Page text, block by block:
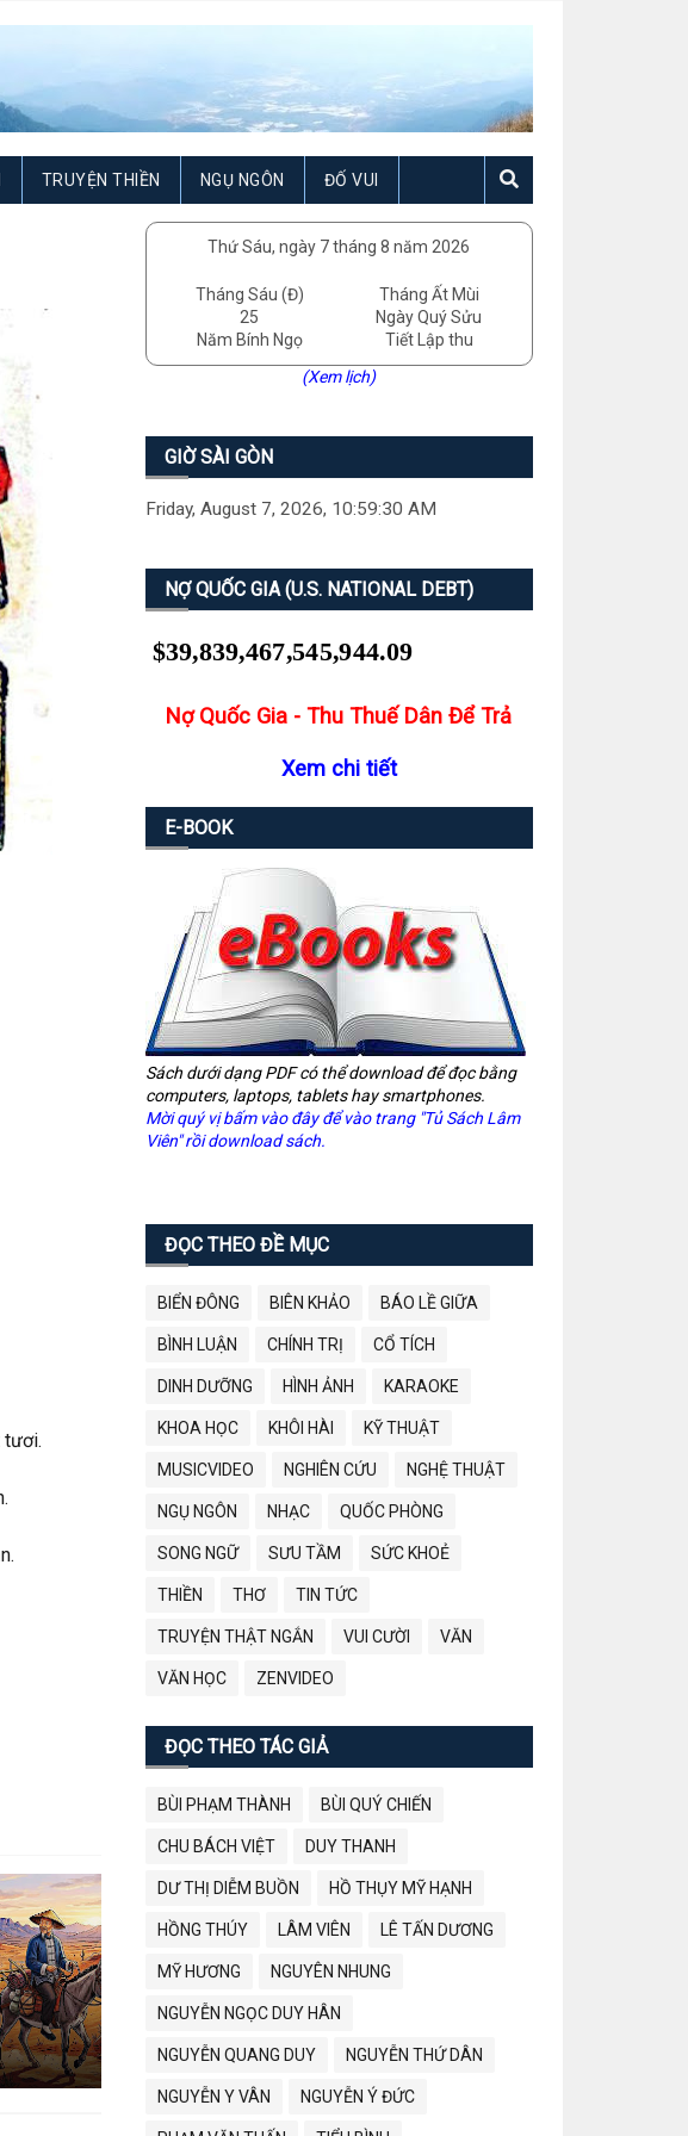
TRUYỆN THIỀN NGỤ NGÔN ĐỐ VUI
tươi.
Thứ Sáu, ngày 7 tháng 8 năm 2026
Tháng Sáu (Đ)
25
Năm Bính Ngọ
Tháng Ất Mùi
Ngày Quý Sửu
Tiết Lập thu
(Xem lịch)
GIỜ SÀI GÒN
Friday, August 7, 2026, 10:59:31 AM
NỢ QUỐC GIA (U.S. NATIONAL DEBT)
Nợ Quốc Gia - Thu Thuế Dân Để Trả
Xem chi tiết
E-BOOK
Sách dưới dạng PDF có thể download để đọc bằng
computers, laptops, tablets hay smartphones.
Mời quý vị bấm vào đây để vào trang "Tủ Sách Lâm
Viên" rồi download sách.
ĐỌC THEO ĐỀ MỤC
BIỂN ĐÔNG BIÊN KHẢO BÁO LỀ GIỮA
BÌNH LUẬN CHÍNH TRỊ CỔ TÍCH
DINH DƯỠNG HÌNH ẢNH KARAOKE
KHOA HỌC KHÔI HÀI KỸ THUẬT
MUSICVIDEO NGHIÊN CỨU NGHỆ THUẬT
NGỤ NGÔN NHẠC QUỐC PHÒNG
SONG NGỮ SƯU TẦM SỨC KHOẺ
THIỀN THƠ TIN TỨC
TRUYỆN THẬT NGẮN VUI CƯỜI VĂN
VĂN HỌC ZENVIDEO
ĐỌC THEO TÁC GIẢ
BÙI PHẠM THÀNH BÙI QUÝ CHIẾN
CHU BÁCH VIỆT DUY THANH
DƯ THỊ DIỄM BUỒN HỒ THỤY MỸ HẠNH
HỒNG THÚY LÂM VIÊN LÊ TẤN DƯƠNG
MỸ HƯƠNG NGUYÊN NHUNG
NGUYỄN NGỌC DUY HÂN
NGUYỄN QUANG DUY NGUYỄN THỨ DÂN
NGUYỄN Y VÂN NGUYỄN Ý ĐỨC